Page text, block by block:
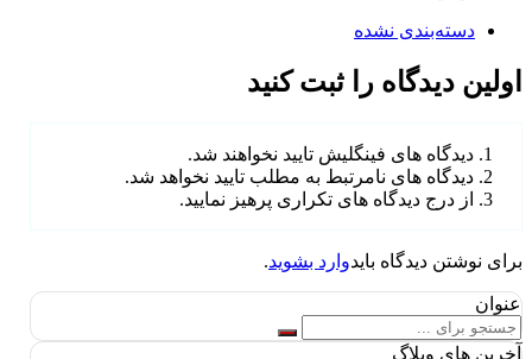
دسته‌بندی نشده
اولین دیدگاه را ثبت کنید
دیدگاه های فینگلیش تایید نخواهند شد.
دیدگاه های نامرتبط به مطلب تایید نخواهد شد.
از درج دیدگاه های تکراری پرهیز نمایید.
برای نوشتن دیدگاه بایدوارد بشوید.
عنوان
آخرین های وبلاگ